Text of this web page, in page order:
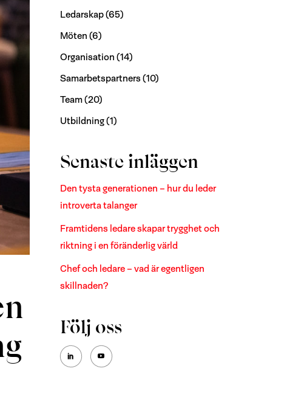
Ledarskap(65)
Möten (6)
Organisation (14)
Samarbetspartners(10)
Team(20)
Utbildning(1)
Senaste inläggen
Den tysta generationen – hur du leder
introverta talanger
Framtidens ledare skapar trygghet och
riktning i en föränderlig värld
Chef och ledare – vad är egentligen
skillnaden?
Följ oss